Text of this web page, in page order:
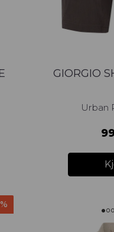
GIORGIO
Urban